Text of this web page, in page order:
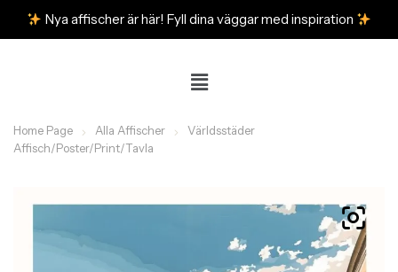
Nya affischer är här! Fyll dina väggar med inspiration
Home Page Alla Affischer
Världsstäder
Affisch/Poster/Print/Tavla